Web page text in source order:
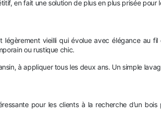
en fait une solution de plus en plus prisée pour
vieilli qui évolue avec élégance au
ou rustique chic.
à appliquer tous les deux ans. Un simple
pour les clients à la recherche d’un